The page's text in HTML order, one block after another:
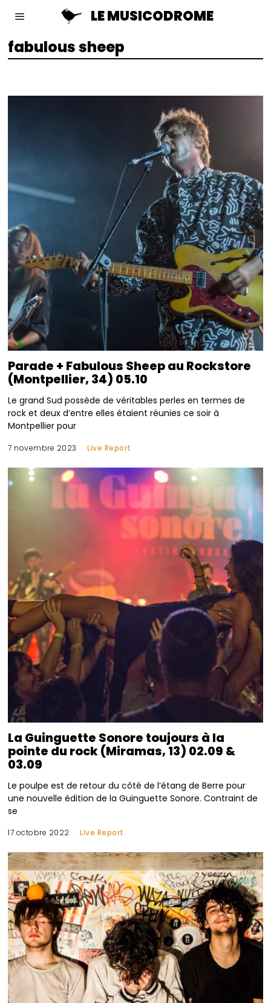
LE MUSICODROME
fabulous sheep
Parade + Fabulous Sheep au Rockstore
(Montpellier, 34) 05.10
Le grand Sud possède de véritables perles en termes de
rock et deux d’entre elles étaient réunies ce soir à
Montpellier pour
7 novembre 2023 Live Report
La Guinguette Sonore toujours à la
pointe du rock (Miramas, 13) 02.09 &
03.09
Le poulpe est de retour du côté de l’étang de Berre pour
une nouvelle édition de la Guinguette Sonore. Contraint de
se
17 octobre 2022 Live Report